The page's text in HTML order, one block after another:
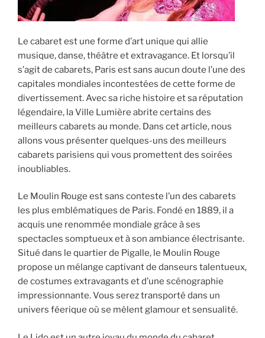
Le cabaret est une forme d’art unique qui allie
musique, danse, théâtre et extravagance. Et lorsqu’il
s’agit de cabarets, Paris est sans aucun doute l’une des
capitales mondiales incontestées de cette forme de
divertissement. Avec sa riche histoire et sa réputation
légendaire, la Ville Lumière abrite certains des
meilleurs cabarets au monde. Dans cet article, nous
allons vous présenter quelques-uns des meilleurs
cabarets parisiens qui vous promettent des soirées
inoubliables.
Le Moulin Rouge est sans conteste l’un des cabarets
les plus emblématiques de Paris. Fondé en 1889, il a
acquis une renommée mondiale grâce à ses
spectacles somptueux et à son ambiance électrisante.
Situé dans le quartier de Pigalle, le Moulin Rouge
propose un mélange captivant de danseurs talentueux,
de costumes extravagants et d’une scénographie
impressionnante. Vous serez transporté dans un
univers féerique où se mêlent glamour et sensualité.